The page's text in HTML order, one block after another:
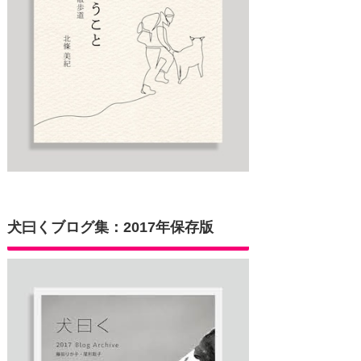
犬曰くブログ集：2017年保存版